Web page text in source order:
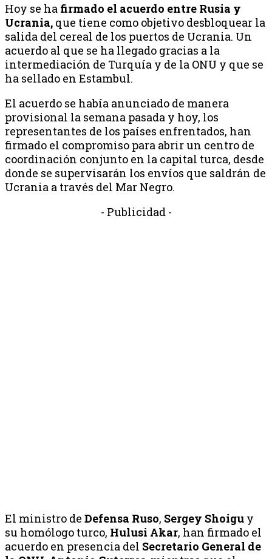
Hoy se ha firmado el acuerdo entre Rusia y
Ucrania, que tiene como objetivo desbloquear la
salida del cereal de los puertos de Ucrania. Un
acuerdo al que se ha llegado gracias a la
intermediación de Turquía y de la ONU y que se
ha sellado en Estambul.
El acuerdo se había anunciado de manera
provisional la semana pasada y hoy, los
representantes de los países enfrentados, han
firmado el compromiso para abrir un centro de
coordinación conjunto en la capital turca, desde
donde se supervisarán los envíos que saldrán de
Ucrania a través del Mar Negro.
- Publicidad -
El ministro de Defensa Ruso, Sergey Shoigu y
su homólogo turco, Hulusi Akar, han firmado el
acuerdo en presencia del Secretario General de